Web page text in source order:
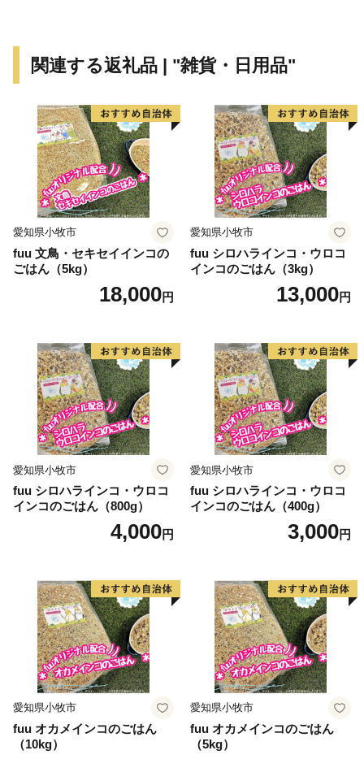
(お届け時期の決まっているものは返礼品詳細ページに
尚、長期不在等により返礼品をお受取りできなかった場
合、再発送はできません。 あらかじめご了承ください
ませ。
■寄附金受領証明書
寄附日から概ね2週間後、お礼の品とは別にお送りいた
します。
ワンストップ特例申請書は、寄附金受領証明書と共にお
寄附翌年1/10必着でご返送ください。
マイナンバーに関する添付書類に漏れのないようご注意
ください。
＜書類提出先＞
〒683-0812 鳥取県米子市角盤町1-27-2 グッドブレス
ガーデン4Ｆ
静岡市 ふるさと納税業務受託業者（株式会社エッグ）
【重要 ワンストップ特例申請在中】
＜提出期限＞
寄付をされた翌年1月10日まで（必着）
■寄附申込みのキャンセル、返礼品の変更・返品はでき
ません。
また、寄附者様の都合により返礼品がお届けできない場
合、返礼品の再送は致しません。あらかじめご了承くだ
さい。
【お礼の品、ふるさと納税全般に関するお問い合わせ】
JTBふるぽ（ふるさと納税）コールセンター
050-3355-3121
関連する返礼品 | "雑貨・日用品"
愛知県小牧市
fuu 文鳥・セキセイインコの
ごはん（5kg）
18,000円
愛知県小牧市
fuu シロハラインコ・ウロコ
インコのごはん（3kg）
13,000円
愛知県小牧市
fuu シロハラインコ・ウロコ
インコのごはん（800g）
4,000円
愛知県小牧市
fuu シロハラインコ・ウロコ
インコのごはん（400g）
3,000円
愛知県小牧市
fuu オカメインコのごはん
（10kg）
愛知県小牧市
fuu オカメインコのごはん
（5kg）